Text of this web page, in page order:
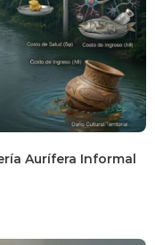
Aurífera Informal